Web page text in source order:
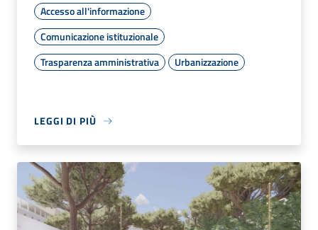
Accesso all'informazione
Comunicazione istituzionale
Trasparenza amministrativa
Urbanizzazione
LEGGI DI PIÙ